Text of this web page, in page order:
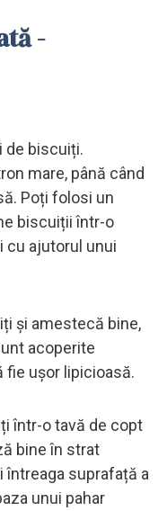
-
de biscuiți.
mare, până când
Poți folosi un
biscuiții într-o
cu ajutorul unui
și amestecă bine,
acoperite
ușor lipicioasă.
într-o tavă de copt
bine în strat
suprafață a
unui pahar